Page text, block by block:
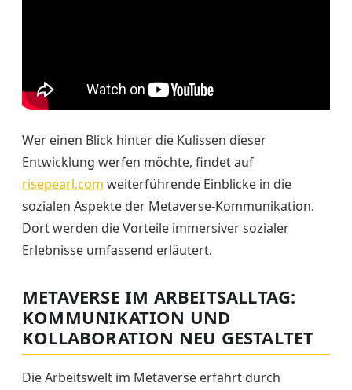
Wer einen Blick hinter die Kulissen dieser
Entwicklung werfen möchte, findet auf
risepearl.com weiterführende Einblicke in die
sozialen Aspekte der Metaverse-Kommunikation.
Dort werden die Vorteile immersiver sozialer
Erlebnisse umfassend erläutert.
METAVERSE IM ARBEITSALLTAG:
KOMMUNIKATION UND
KOLLABORATION NEU GESTALTET
Die Arbeitswelt im Metaverse erfährt durch